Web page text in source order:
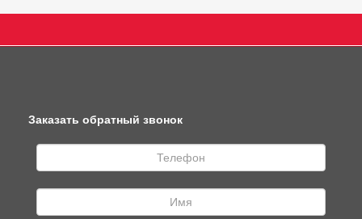
Заказать обратный звонок